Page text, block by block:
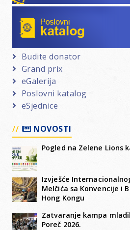
Budite donator
Grand prix
eGalerija
Poslovni katalog
eSjednice
NOVOSTI
Pogled na Zelene Lions
Izvješće
Melčića sa Konvencije i
Hong Kongu
Zatvaranje kampa
Poreč 2026.